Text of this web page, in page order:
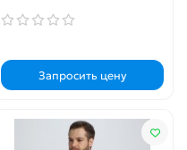
Запросить цену